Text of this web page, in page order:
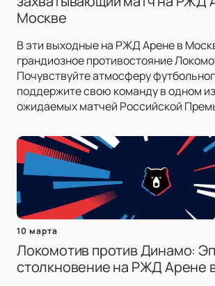
Москве
В эти выходные на РЖД Арене в
грандиозное противостояние
Почувствуйте атмосферу
поддержите свою команду в одном
ожидаемых матчей Российской
10 марта
Локомотив против Динамо:
столкновение на РЖД Арене